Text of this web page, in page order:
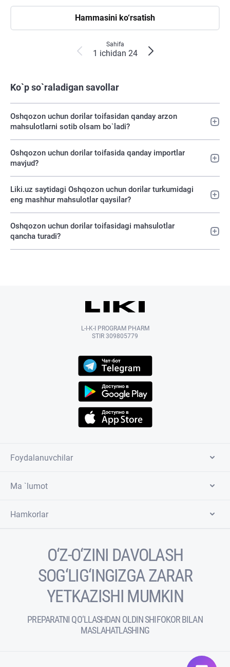
Hammasini ko‘rsatish
Sahifa
1 ichidan 24
Ko`p so`raladigan savollar
Oshqozon uchun dorilar toifasidan qanday arzon
mahsulotlarni sotib olsam bo`ladi?
Oshqozon uchun dorilar toifasida qanday importlar
mavjud?
Liki.uz saytidagi Oshqozon uchun dorilar turkumidagi
eng mashhur mahsulotlar qaysilar?
Oshqozon uchun dorilar toifasidagi mahsulotlar
qancha turadi?
L-I-K-I PROGRAM PHARM
STIR 309805779
Foydalanuvchilar
Ma `lumot
Hamkorlar
O‘Z-O‘ZINI DAVOLASH
SOG‘LIG‘INGIZGA ZARAR
YETKAZISHI MUMKIN
PREPARATNI QO‘LLASHDAN OLDIN SHIFOKOR BILAN
MASLAHATLASHING